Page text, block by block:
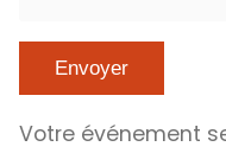
Votre événement